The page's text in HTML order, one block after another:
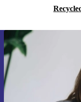
15 €